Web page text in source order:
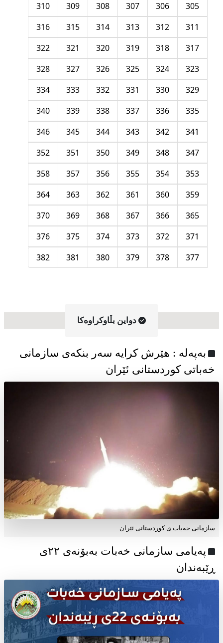
305
306
307
308
309
310
311
312
313
314
315
316
317
318
319
320
321
322
323
324
325
326
327
328
329
330
331
332
333
334
335
336
337
338
339
340
341
342
343
344
345
346
347
348
349
350
351
352
353
354
355
356
357
358
359
360
361
362
363
364
365
366
367
368
369
370
371
372
373
374
375
376
377
378
379
380
381
382
دواین بڵاوکراوه‌کا
به‌په‌له‌ : هێرش کرایە سەر بنکەی سازمانی
خەباتی کوردستانی ئێران
سازمانی خەبات ی کوردستانی ئێران
پەیامی سازمانی خەبات بەبۆنەی ۲۲ی
ڕێبەندان